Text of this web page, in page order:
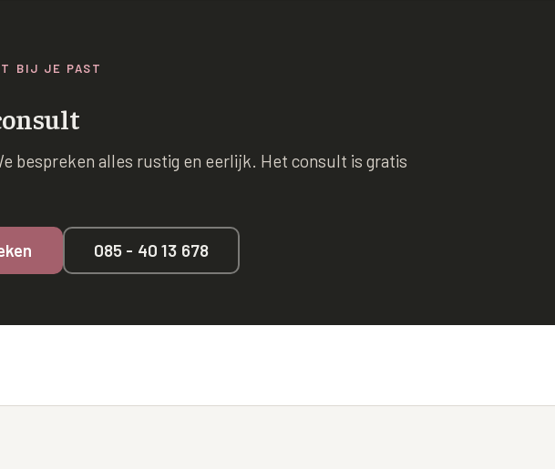
BIJ JE PAST
bespreken alles rustig en eerlijk. Het consult is gratis
085 - 40 13 678